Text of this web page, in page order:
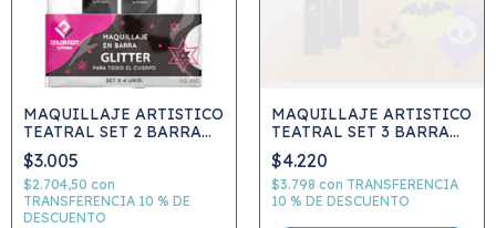
MAQUILLAJE ARTISTICO
TEATRAL SET 2 BARRA
GLITTER 4 GRS C.745
CELESTE PLATA
$3.005
$2.704,50 con
TRANSFERENCIA 10 % DE
DESCUENTO
MAQUILLAJE ARTISTICO
TEATRAL SET 3 BARRA
GLITTER 4 GRS C.744
$4.220
$3.798 con TRANSFERENCIA
10 % DE DESCUENTO